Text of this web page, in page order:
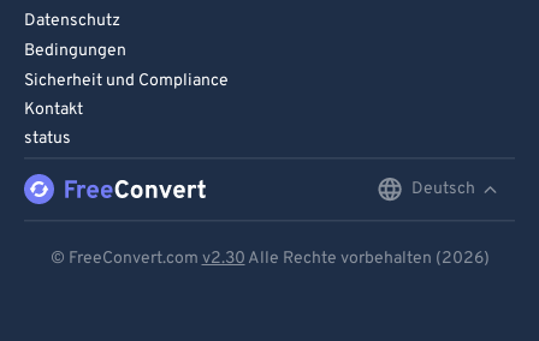
Datenschutz
Bedingungen
Sicherheit und Compliance
Kontakt
status
Deutsch
© FreeConvert.com v2.30 Alle Rechte vorbehalten (2026)